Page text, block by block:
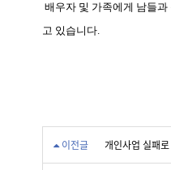
배우자 및 가족에게 남들
고 있습니다.
이전글 개인사업 실패